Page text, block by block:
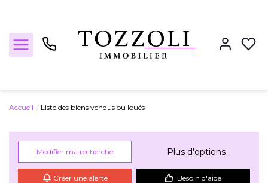
Nos annonces
Estimez votre bien
Accueil Liste des biens vendus ou loués
Modifier ma recherche Plus d'options
Créer une alerte Besoin d'aide